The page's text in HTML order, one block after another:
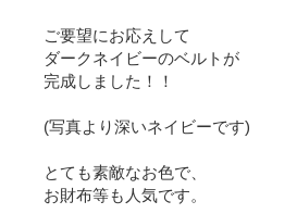
ご要望にお応えして
ダークネイビーのベルトが
完成しました！！
(写真より深いネイビーです)
とても素敵なお色で、
お財布等も人気です。